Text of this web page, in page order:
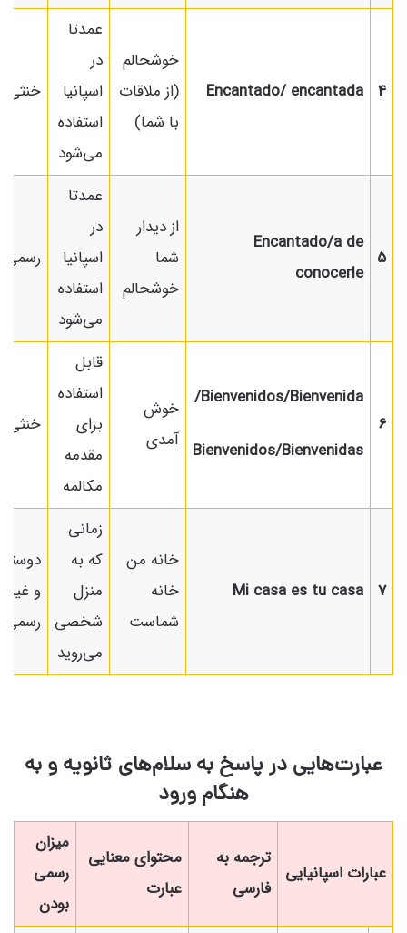
4
Encantado/ encantada
خوشحالم
(از ملاقات
با شما)
عمدتا
در
اسپانیا
استفاده
می‌شود
خنثی
5
Encantado/a de
conocerle
از دیدار
شما
خوشحالم
عمدتا
در
اسپانیا
استفاده
می‌شود
رسمی
6
Bienvenidos/Bienvenida/
Bienvenidos/Bienvenidas
خوش
آمدی
قابل
استفاده
برای
مقدمه
مکالمه
خنثی
7
Mi casa es tu casa
خانه من
خانه
شماست
زمانی
که به
منزل
شخصی
می‌روید
و غیر
رسمی
عبارت‌هایی در پاسخ به سلام‌های ثانویه و به
هنگام ورود
عبارات اسپانیایی
ترجمه به
فارسی
محتوای معنایی
عبارت
میزان
رسمی
بودن